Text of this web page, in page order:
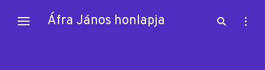
Áfra János honlapja
open
open